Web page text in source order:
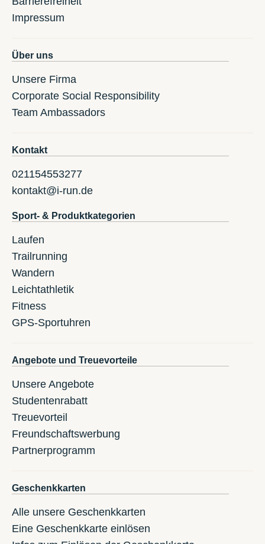
Impressum
Über uns
Unsere Firma
Corporate Social Responsibility
Team Ambassadors
Kontakt
021154553277
kontakt@i-run.de
Sport- & Produktkategorien
Laufen
Trailrunning
Wandern
Leichtathletik
Fitness
GPS-Sportuhren
Angebote und Treuevorteile
Unsere Angebote
Studentenrabatt
Treuevorteil
Freundschaftswerbung
Partnerprogramm
Geschenkkarten
Alle unsere Geschenkkarten
Eine Geschenkkarte einlösen